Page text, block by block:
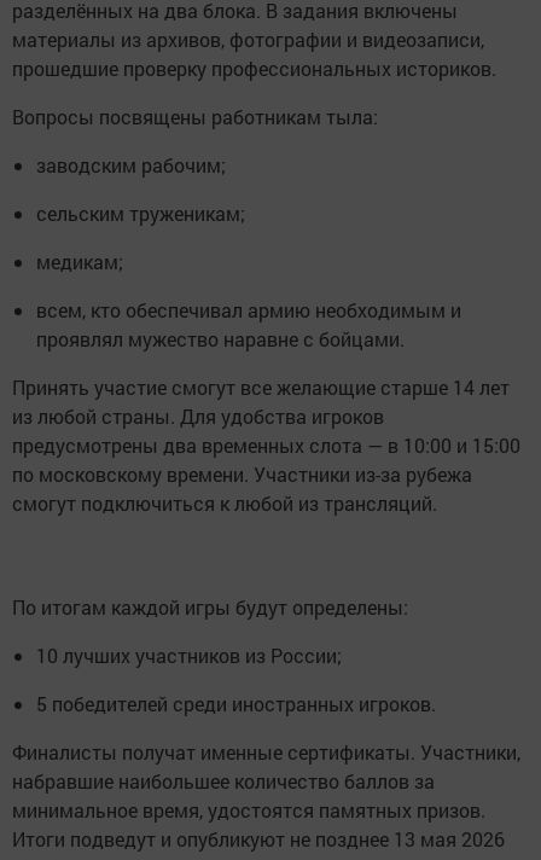
разделённых на два блока. В задания включены
материалы из архивов, фотографии и видеозаписи,
прошедшие проверку профессиональных историков.
Вопросы посвящены работникам тыла:
заводским рабочим;
сельским труженикам;
медикам;
всем, кто обеспечивал армию необходимым и
проявлял мужество наравне с бойцами.
Принять участие смогут все желающие старше 14 лет
из любой страны. Для удобства игроков
предусмотрены два временных слота — в 10:00 и 15:00
по московскому времени. Участники из-за рубежа
смогут подключиться к любой из трансляций.
По итогам каждой игры будут определены:
10 лучших участников из России;
5 победителей среди иностранных игроков.
Финалисты получат именные сертификаты. Участники,
набравшие наибольшее количество баллов за
минимальное время, удостоятся памятных призов.
Итоги подведут и опубликуют не позднее 13 мая 2026